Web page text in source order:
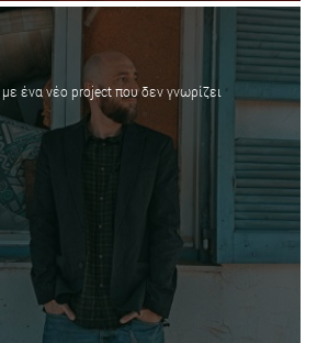
ένα νέο project που δεν γνωρίζει